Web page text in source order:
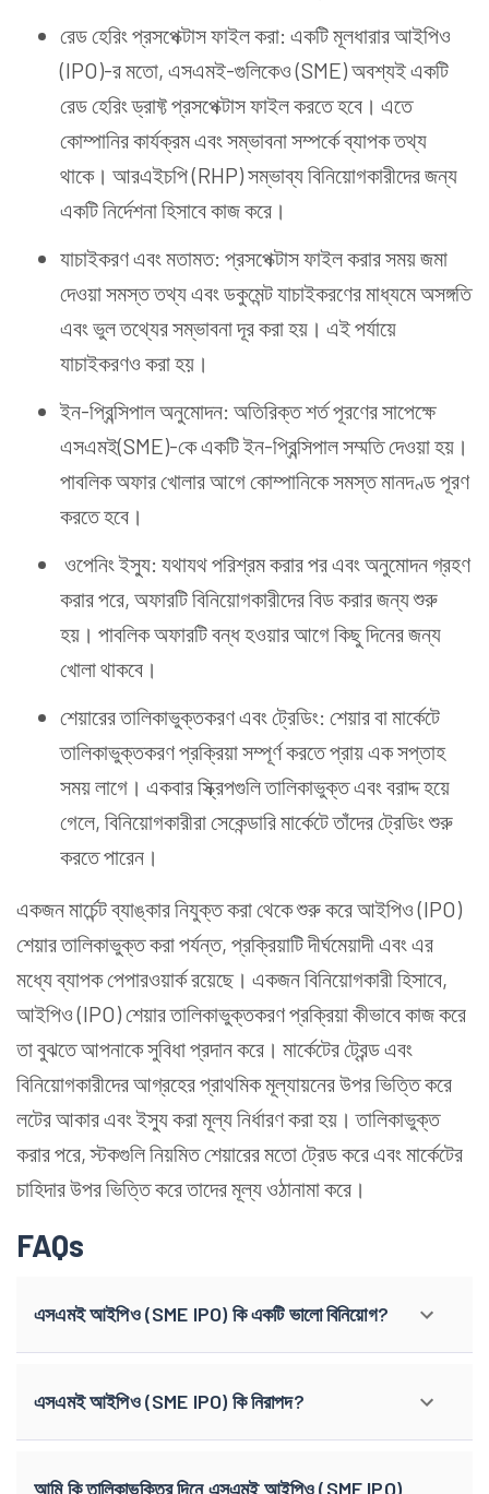
রেড হেরিং প্রসপেক্টাস ফাইল করা: একটি মূলধারার আইপিও
(IPO)-র মতো, এসএমই-গুলিকেও (SME) অবশ্যই একটি
রেড হেরিং ড্রাফ্ট প্রসপেক্টাস ফাইল করতে হবে। এতে
কোম্পানির কার্যক্রম এবং সম্ভাবনা সম্পর্কে ব্যাপক তথ্য
থাকে। আরএইচপি (RHP) সম্ভাব্য বিনিয়োগকারীদের জন্য
একটি নির্দেশনা হিসাবে কাজ করে।
যাচাইকরণ এবং মতামত: প্রসপেক্টাস ফাইল করার সময় জমা
দেওয়া সমস্ত তথ্য এবং ডকুমেন্ট যাচাইকরণের মাধ্যমে অসঙ্গতি
এবং ভুল তথ্যের সম্ভাবনা দূর করা হয়। এই পর্যায়ে
যাচাইকরণও করা হয়।
ইন-প্রিন্সিপাল অনুমোদন: অতিরিক্ত শর্ত পূরণের সাপেক্ষে
এসএমই(SME)-কে একটি ইন-প্রিন্সিপাল সম্মতি দেওয়া হয়।
পাবলিক অফার খোলার আগে কোম্পানিকে সমস্ত মানদণ্ড পূরণ
করতে হবে।
ওপেনিং ইস্যু: যথাযথ পরিশ্রম করার পর এবং অনুমোদন গ্রহণ
করার পরে, অফারটি বিনিয়োগকারীদের বিড করার জন্য শুরু
হয়। পাবলিক অফারটি বন্ধ হওয়ার আগে কিছু দিনের জন্য
খোলা থাকবে।
শেয়ারের তালিকাভুক্তকরণ এবং ট্রেডিং: শেয়ার বা মার্কেটে
তালিকাভুক্তকরণ প্রক্রিয়া সম্পূর্ণ করতে প্রায় এক সপ্তাহ
সময় লাগে। একবার স্ক্রিপগুলি তালিকাভুক্ত এবং বরাদ্দ হয়ে
গেলে, বিনিয়োগকারীরা সেকেন্ডারি মার্কেটে তাঁদের ট্রেডিং শুরু
করতে পারেন।
একজন মার্চেন্ট ব্যাঙ্কার নিযুক্ত করা থেকে শুরু করে আইপিও (IPO)
শেয়ার তালিকাভুক্ত করা পর্যন্ত, প্রক্রিয়াটি দীর্ঘমেয়াদী এবং এর
মধ্যে ব্যাপক পেপারওয়ার্ক রয়েছে। একজন বিনিয়োগকারী হিসাবে,
আইপিও (IPO) শেয়ার তালিকাভুক্তকরণ প্রক্রিয়া কীভাবে কাজ করে
তা বুঝতে আপনাকে সুবিধা প্রদান করে। মার্কেটের ট্রেন্ড এবং
বিনিয়োগকারীদের আগ্রহের প্রাথমিক মূল্যায়নের উপর ভিত্তি করে
লটের আকার এবং ইস্যু করা মূল্য নির্ধারণ করা হয়। তালিকাভুক্ত
করার পরে, স্টকগুলি নিয়মিত শেয়ারের মতো ট্রেড করে এবং মার্কেটের
চাহিদার উপর ভিত্তি করে তাদের মূল্য ওঠানামা করে।
FAQs
এসএমই আইপিও (SME IPO) কি একটি ভালো বিনিয়োগ?
এসএমই আইপিও (SME IPO) কি নিরাপদ?
আমি কি তালিকাভুক্তির দিনে এসএমই আইপিও (SME IPO)